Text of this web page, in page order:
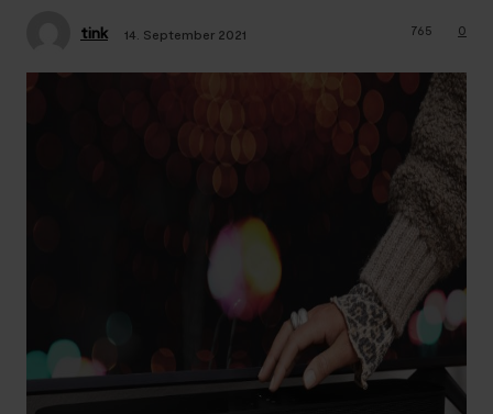
tink 14. September 2021 0
765